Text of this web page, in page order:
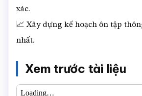
xác.
📈 Xây dựng kế hoạch ôn tập
nhất.
Xem trước tài liệu